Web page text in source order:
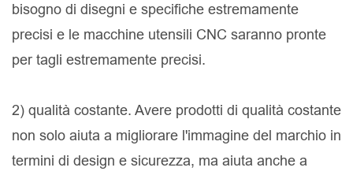
bisogno di disegni e specifiche estremamente
precisi e le macchine utensili CNC saranno pronte
per tagli estremamente precisi.
2) qualità costante. Avere prodotti di qualità costante
non solo aiuta a migliorare l'immagine del marchio in
termini di design e sicurezza, ma aiuta anche a